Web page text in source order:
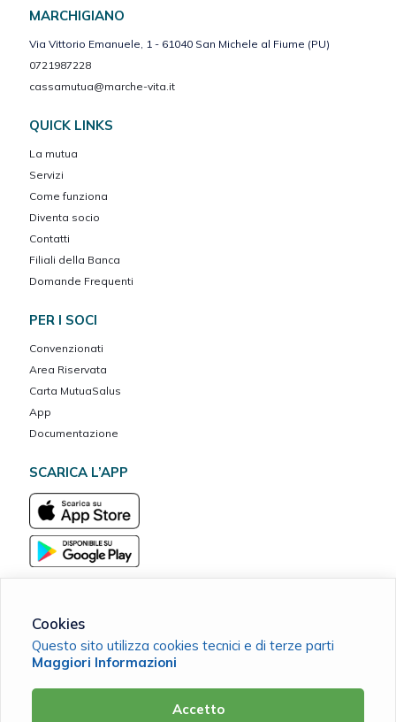
MARCHIGIANO
Via Vittorio Emanuele, 1 - 61040 San Michele al Fiume (PU)
0721987228
cassamutua@marche-vita.it
QUICK LINKS
La mutua
Servizi
Come funziona
Diventa socio
Contatti
Filiali della Banca
Domande Frequenti
PER I SOCI
Convenzionati
Area Riservata
Carta MutuaSalus
App
Documentazione
SCARICA L’APP
MarcheVita ETS Cassa Mutua del Banco Marchigiano
C.F. 90038420411 |Cookie Policy
Cookies
Questo sito utilizza cookies tecnici e di terze parti
Maggiori Informazioni
Accetto